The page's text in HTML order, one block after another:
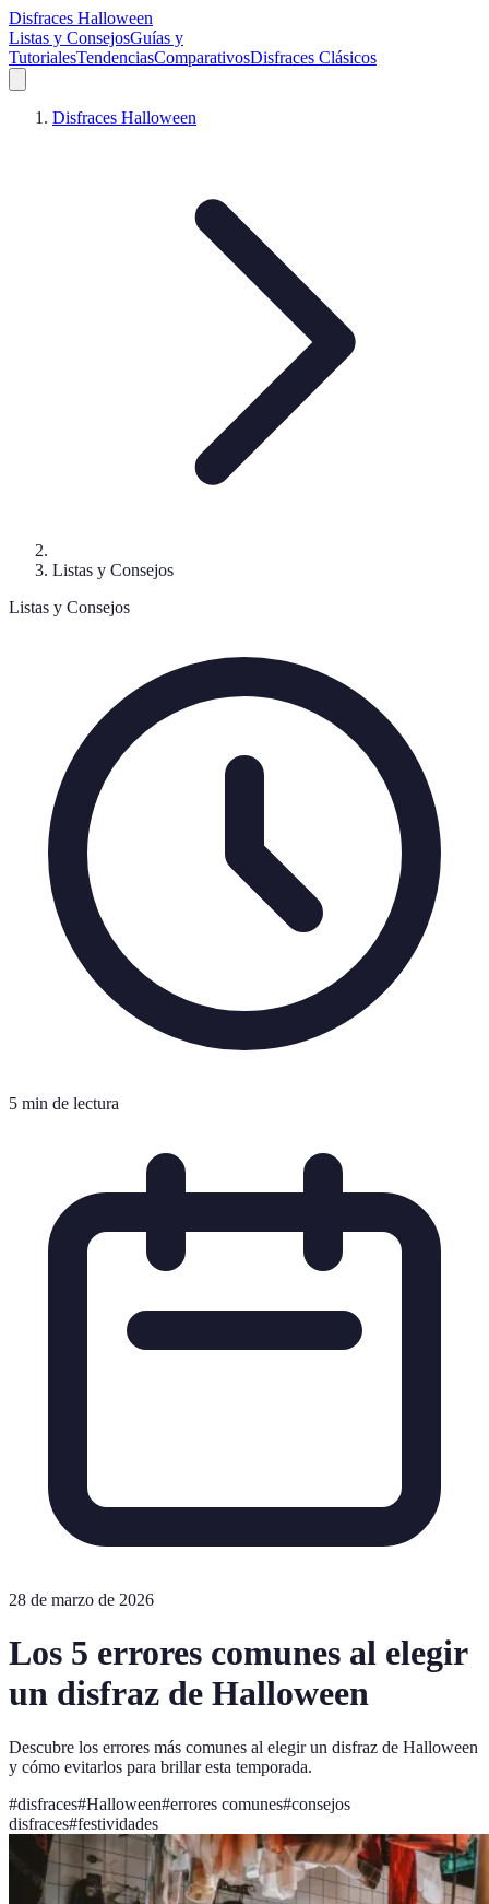
Disfraces Halloween
Listas y ConsejosGuías y
TutorialesTendenciasComparativosDisfraces Clásicos
Disfraces Halloween
Listas y Consejos
Listas y Consejos
5 min de lectura
28 de marzo de 2026
Los 5 errores comunes al elegir
un disfraz de Halloween
Descubre los errores más comunes al elegir un disfraz de Halloween
y cómo evitarlos para brillar esta temporada.
#disfraces#Halloween#errores comunes#consejos
disfraces#festividades